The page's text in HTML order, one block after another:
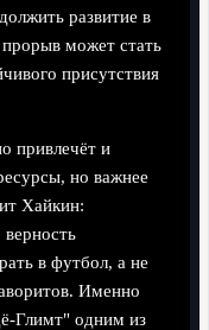
развитие в
может стать
присутствия
привлечёт и
но важнее
Хайкин:
верность
в футбол, а не
Именно
Глимт" одним из